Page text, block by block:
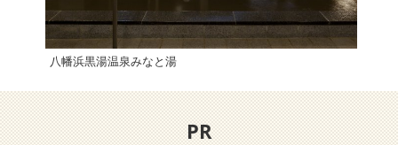
八幡浜黒湯温泉みなと湯
PR